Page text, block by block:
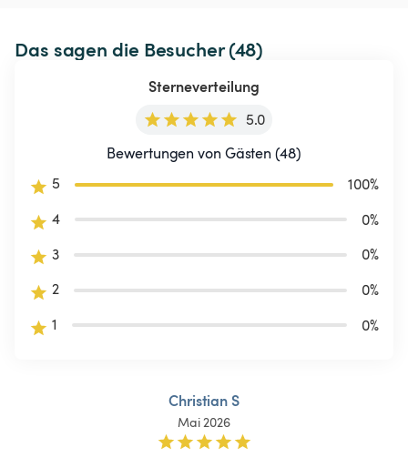
Das sagen die Besucher (48)
Sterneverteilung
5.0
Bewertungen von Gästen (48)
5
100%
4
0%
3
0%
2
0%
1
0%
Christian S
Mai 2026